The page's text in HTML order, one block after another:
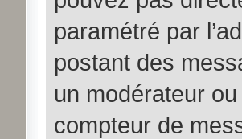
paramétré par
postant des
un modérateur
compteur de